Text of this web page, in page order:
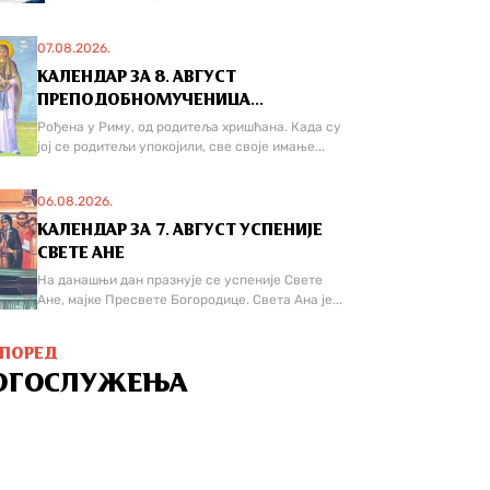
07.08.2026.
КАЛЕНДАР ЗА 8. АВГУСТ
ПРЕПОДОБНОМУЧЕНИЦА...
Рођена у Риму, од родитеља хришћана. Када су
јој се родитељи упокојили, све своје имање...
06.08.2026.
КАЛЕНДАР ЗА 7. АВГУСТ УСПЕНИЈЕ
СВЕТЕ АНЕ
На данашњи дан празнује се успеније Свете
Ане, мајке Пресвете Богородице. Света Ана је...